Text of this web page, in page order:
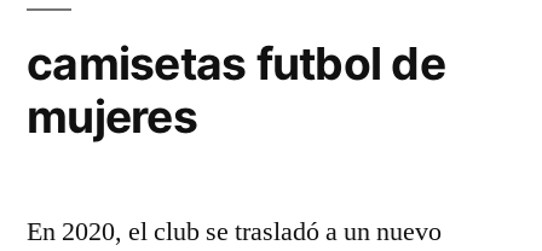
camisetas futbol de
mujeres
En 2020, el club se trasladó a un nuevo